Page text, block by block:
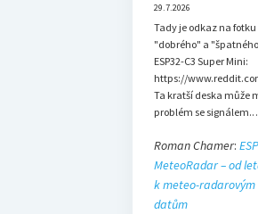
29.7.2026
Tady je odkaz na fotku
"dobrého" a
ESP32-C3 Super Mini:
https://
Ta kratší deska může
problém se
Roman Chamer: ESP
MeteoRadar – od
k meteo-radarovým
datům